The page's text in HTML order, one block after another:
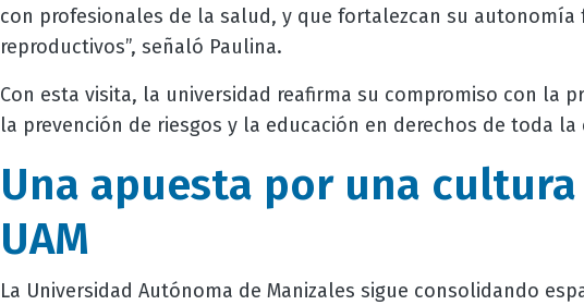
con profesionales de la salud, y que fortalezcan su autonomía
reproductivos”, señaló Paulina.
Con esta visita, la universidad reafirma su compromiso con la
la prevención de riesgos y la educación en derechos de toda
Una apuesta por una
UAM
La Universidad Autónoma de Manizales sigue consolidando